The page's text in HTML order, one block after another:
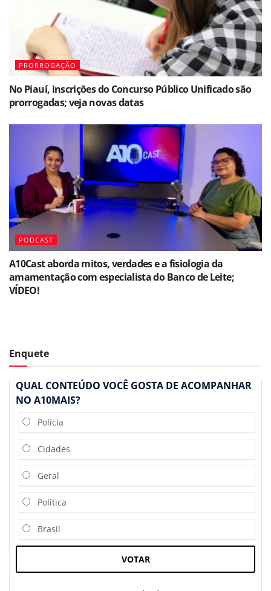
PRORROGAÇÃO
No Piauí, inscrições do Concurso Público Unificado são
prorrogadas; veja novas datas
PODCAST
A10Cast aborda mitos, verdades e a fisiologia da
amamentação com especialista do Banco de Leite;
VÍDEO!
Enquete
QUAL CONTEÚDO VOCÊ GOSTA DE ACOMPANHAR
NO A10MAIS?
Polícia
Cidades
Geral
Política
Brasil
VOTAR